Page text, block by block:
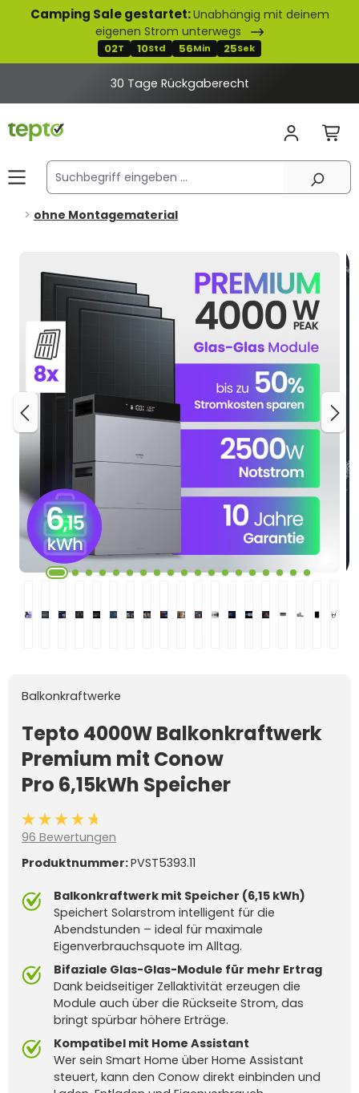
springen
Camping Sale gestartet:Unabhängig mit deinem
eigenen Strom unterwegs
02T 10Std 56Min 24Sek
30 Tage Rückgaberecht
ohne Montagematerial
Balkonkraftwerke
Tepto 4000W Balkonkraftwerk
Premium mit Conow
Pro 6,15kWh Speicher
Durchschnittliche Bewertung von 4.6 von 5 Sternen
96 Bewertungen
Produktnummer:PVST5393.11
Balkonkraftwerk mit Speicher (6,15 kWh)
Speichert Solarstrom intelligent für die
Abendstunden – ideal für maximale
Eigenverbrauchsquote im Alltag.
Bifaziale Glas-Glas-Module für mehr Ertrag
Dank beidseitiger Zellaktivität erzeugen die
Module auch über die Rückseite Strom, das
bringt spürbar höhere Erträge.
Kompatibel mit Home Assistant
Wer sein Smart Home über Home Assistant
steuert, kann den Conow direkt einbinden und